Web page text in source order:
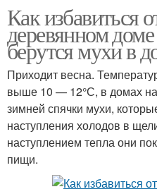
Как избавиться
деревянном
берутся мухи в
Приходит весна.
выше 10 — 12°С, в домах
зимней спячки мухи,
наступления холодов в
наступлением тепла они
пищи.